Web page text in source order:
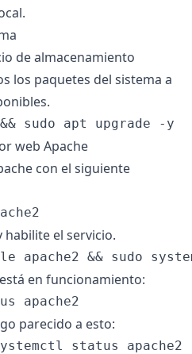
de almacenamiento
los paquetes del sistema a
web Apache
con el siguiente
habilite el servicio.
en funcionamiento:
parecido a esto:
status apache2